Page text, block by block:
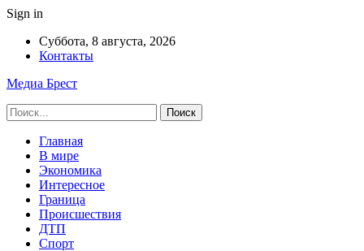
Sign in
Суббота, 8 августа, 2026
Контакты
Медиа Брест
Главная
В мире
Экономика
Интересное
Граница
Происшествия
ДТП
Спорт